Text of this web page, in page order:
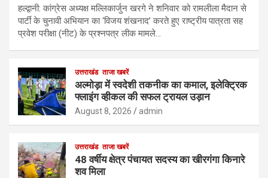
हल्द्वानी: कांग्रेस अध्यक्ष मल्लिकार्जुन खरगे ने शनिवार को रामलीला मैदान से
पार्टी के चुनावी अभियान का ‘विजय शंखनाद’ करते हुए राष्ट्रीय पात्रता सह
प्रवेश परीक्षा (नीट) के प्रश्नपत्र लीक मामले…
उत्तराखंड ताजा खबरें
अल्मोड़ा में स्वदेशी तकनीक का कमाल, इलेक्ट्रिक
फ्लाइंग व्हीकल की सफल ट्रायल उड़ान
August 8, 2026 admin
उत्तराखंड ताजा खबरें
48 वर्षीय क्षेत्र पंचायत सदस्य का खीरगंगा किनारे
शव मिला